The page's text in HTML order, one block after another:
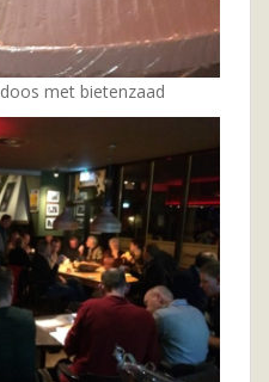
met bietenzaad